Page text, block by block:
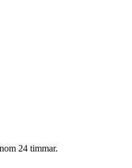
24 timmar.